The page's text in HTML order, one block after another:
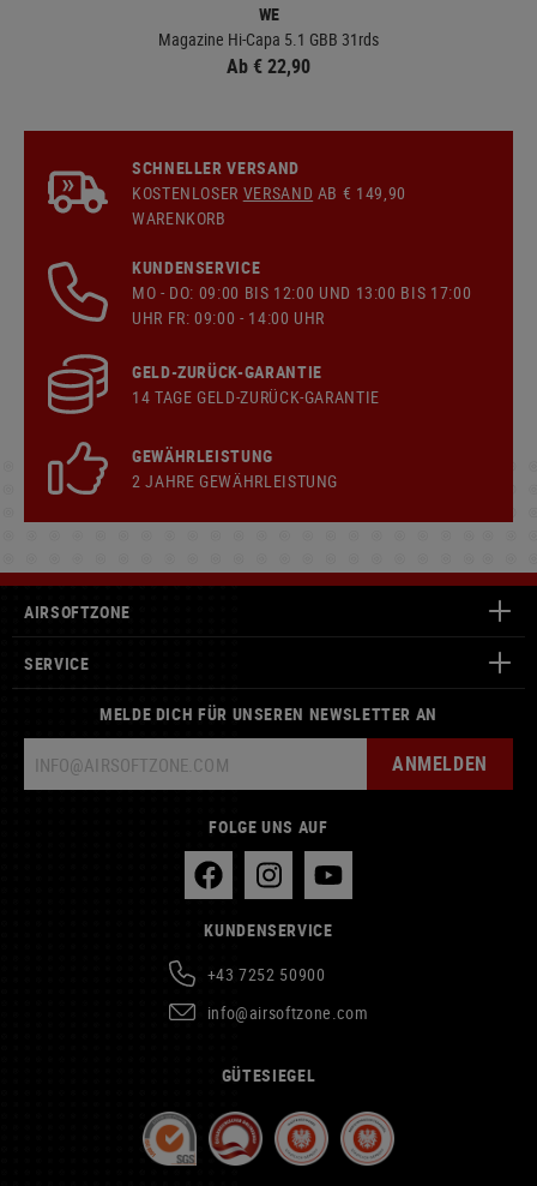
WE
Magazine Hi-Capa 5.1 GBB 31rds
Ab € 22,90
SCHNELLER VERSAND
KOSTENLOSER VERSAND AB € 149,90
WARENKORB
KUNDENSERVICE
MO - DO: 09:00 BIS 12:00 UND 13:00 BIS 17:00
UHR FR: 09:00 - 14:00 UHR
GELD-ZURÜCK-GARANTIE
14 TAGE GELD-ZURÜCK-GARANTIE
GEWÄHRLEISTUNG
2 JAHRE GEWÄHRLEISTUNG
AIRSOFTZONE
SERVICE
MELDE DICH FÜR UNSEREN NEWSLETTER AN
ANMELDEN
FOLGE UNS AUF
KUNDENSERVICE
+43 7252 50900
info@airsoftzone.com
GÜTESIEGEL